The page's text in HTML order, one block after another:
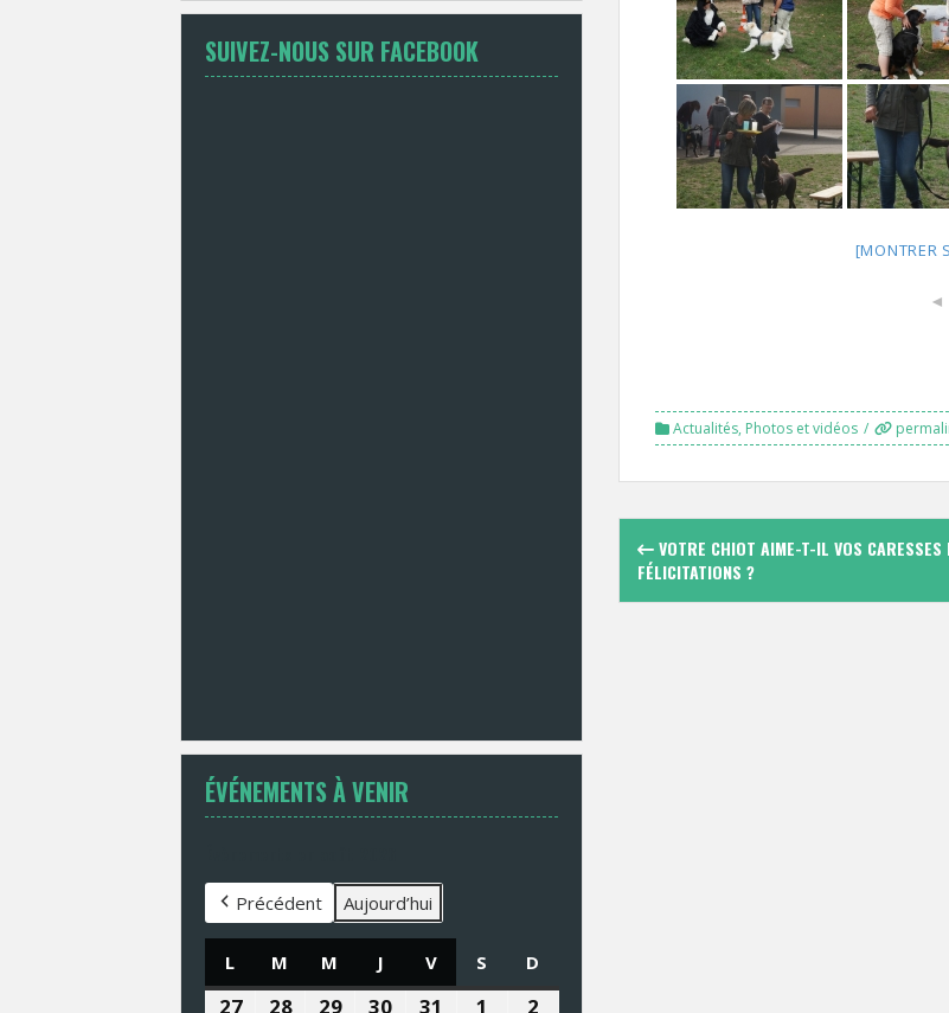
[MONTRER
◄
Actualités, Photos et vidéos
Navigation
des
VOTRE CHIOT AIME-T-IL VOS CARESSES
FÉLICITATIONS ?
SUIVEZ-NOUS SUR FACEBOOK
ÉVÉNEMENTS À VENIR
Précédent Aujourd’hui
L LUNDI
M MARDI
M MERCREDI
J JEUDIVVENDREDI
S SAMEDI
D
2727
2828
2929
30 31 1 2